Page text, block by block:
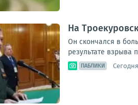
На
Он скончался в
результате взрыва
ПАБЛИКИ